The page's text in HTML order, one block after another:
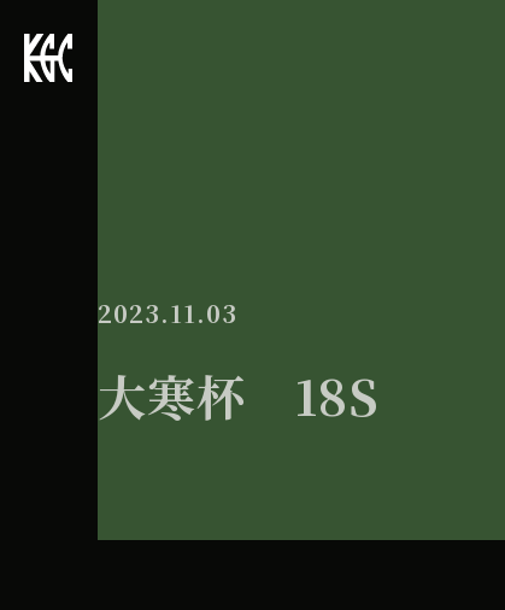
2023.11.03
大寒杯 18S